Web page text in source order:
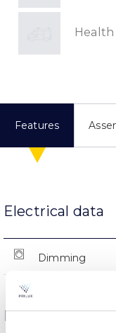
Health
Features
Electrical data
Dimming
Dimensions